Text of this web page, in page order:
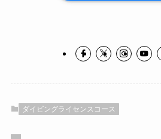
ダイビングライセンスコース